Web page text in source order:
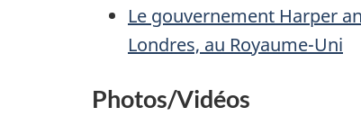
Le gouvernement Harper
Londres, au Royaume-Uni
Photos/Vidéos